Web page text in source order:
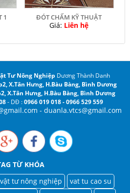
1 ĐÓT CHẤM KỸ THUẬT
Giá: Liên hệ
Tư Nông Nghiệp Dương Thành Danh
X.Tân Hưng, H.Bàu Bàng, Bình Dương
X.Tân Hưng, H.Bàu Bàng, Bình Dương
- DĐ :0966 019 018 - 0966 529 559
- duanla.vtcs@gmail.com
TỪ KHÓA
vật tư nông nghiệp
vat tu cao su